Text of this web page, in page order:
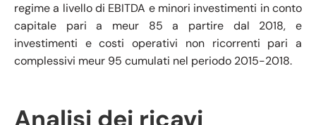
regime a livello di EBITDA e minori investimenti in conto
capitale pari a meur 85 a partire dal 2018, e
investimenti e costi operativi non ricorrenti pari a
complessivi meur 95 cumulati nel periodo 2015-2018.